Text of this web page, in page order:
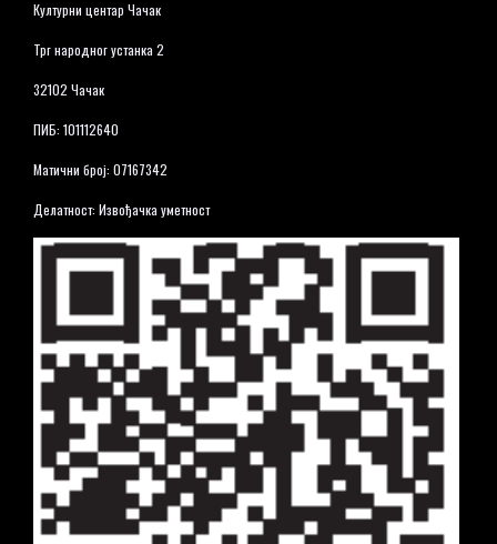
Културни центар Чачак
Трг народног устанка 2
32102 Чачак
ПИБ: 101112640
Матични број: 07167342
Делатност: Извођачка уметност